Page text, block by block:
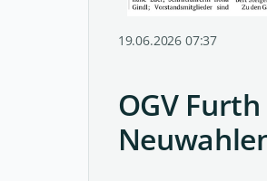
19.06.2026 07:37
OGV